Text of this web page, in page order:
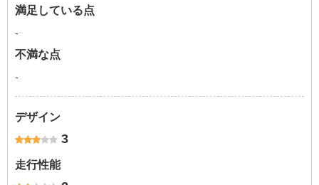
満足している点
-
不満な点
-
デザイン
3
走行性能